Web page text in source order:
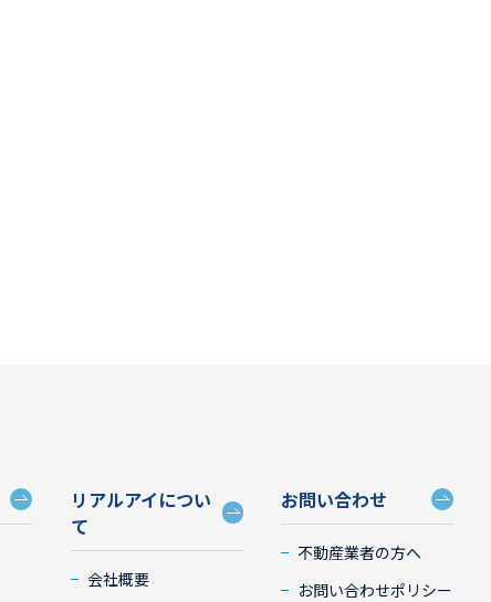
リアルアイについ
て
会社概要
お問い合わせ
不動産業者の方へ
お問い合わせポリシー